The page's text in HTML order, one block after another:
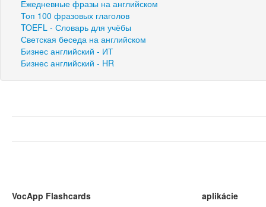
Ежедневные фразы на английском
Топ 100 фразовых глаголов
TOEFL - Словарь для учёбы
Светская беседа на английском
Бизнес английский - ИТ
Бизнес английский - HR
VocApp Flashcards
aplikácie